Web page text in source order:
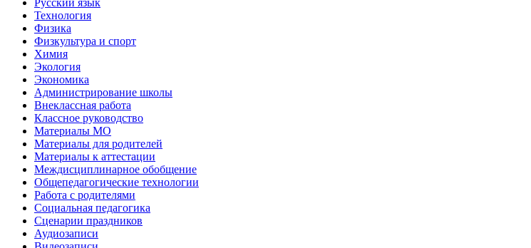
Технология
Физика
Физкультура и спорт
Химия
Экология
Экономика
Администрирование школы
Внеклассная работа
Классное руководство
Материалы МО
Материалы для родителей
Материалы к аттестации
Междисциплинарное обобщение
Общепедагогические технологии
Работа с родителями
Социальная педагогика
Сценарии праздников
Аудиозаписи